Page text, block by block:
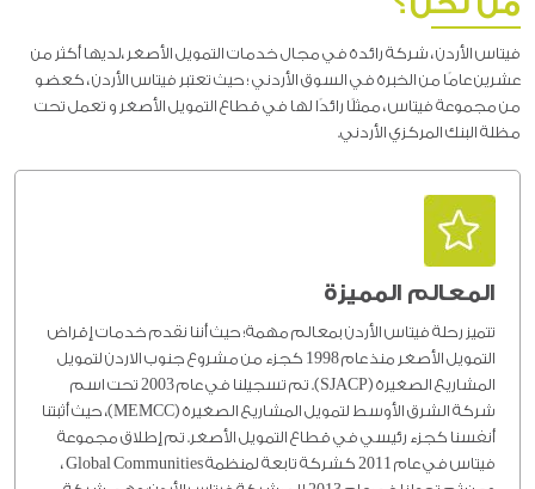
فيتاس الأردن ، شركة رائدة في مجال خدمات التمويل الأصغر ،لديها أكثر من
عشرين عامًا من الخبرة في السوق الأردني ؛ حيث تعتبر فيتاس الأردن ، كعضو
من مجموعة فيتاس ، ممثلًا رائدًا لها في قطاع التمويل الأصغر و تعمل تحت
مظلة البنك المركزي الأردني.
المعالم المميزة
تتميز رحلة فيتاس الأردن بمعالم مهمة؛ حيث أننا نقدم خدمات إقراض
التمويل الأصغر منذ عام 1998 كجزء من مشروع جنوب الاردن لتمويل
المشاريع الصغيرة (SJACP). تم تسجيلنا في عام 2003 تحت اسم
شركة الشرق الأوسط لتمويل المشاريع الصغيرة (MEMCC)، حيث أثبتنا
أنفسنا كجزء رئيسي في قطاع التمويل الأصغر. تم إطلاق مجموعة
فيتاس في عام 2011 كشركة تابعة لمنظمة Global Communities ،